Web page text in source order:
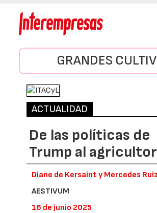
GRANDES
ACTUALIDAD
De las políticas de
Trump al agricultor
Diane de Kersaint y Mercedes
AESTIVUM
16 de junio 2025